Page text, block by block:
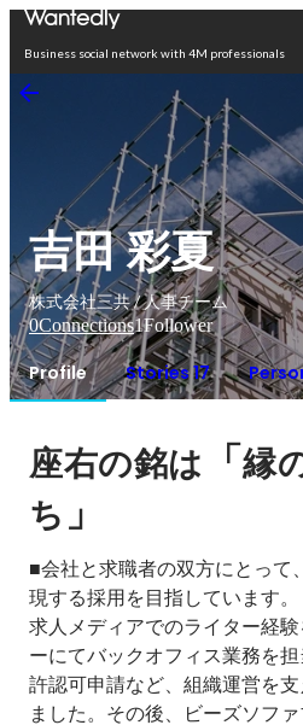
Business social network with 4M professionals
吉田 彩夏
株式会社三共 / 人事チーム
0Connections1Follower
Profile Stories 17
座右の銘は 「縁
ち」
■会社と求職者の双方にとって
現する採用を目指しています。
求人メディアでのライター経
ーにてバックオフィス業務を
許認可申請など、組織運営を
ました。その後、ビーズソフ